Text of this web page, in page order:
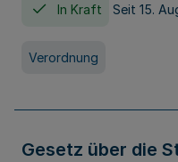
In Kraft Seit 15.
Verordnung
Gesetz über die